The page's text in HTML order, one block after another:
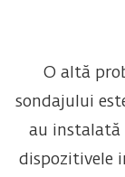
O altă
sondajului
au instalată
dispozitivele